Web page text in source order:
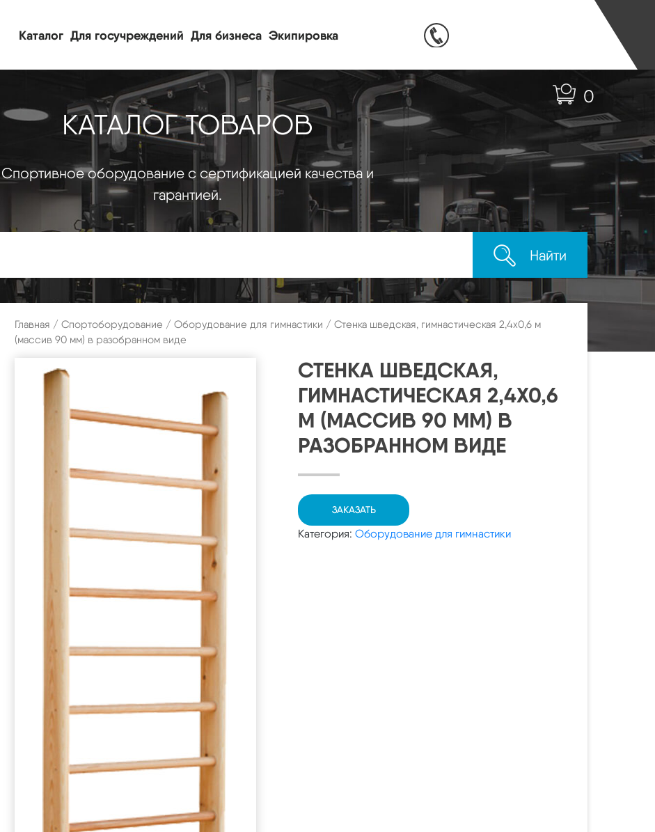
Каталог Для госучреждений Для бизнеса Экипировка
0
КАТАЛОГ ТОВАРОВ
Спортивное оборудование с сертификацией качества и
гарантией.
Найти
Главная / Спортоборудование / Оборудование для гимнастики / Стенка шведская, гимнастическая 2,4х0,6 м
(массив 90 мм) в разобранном виде
СТЕНКА ШВЕДСКАЯ,
ГИМНАСТИЧЕСКАЯ 2,4Х0,6
М (МАССИВ 90 ММ) В
РАЗОБРАННОМ ВИДЕ
ЗАКАЗАТЬ
Категория: Оборудование для гимнастики